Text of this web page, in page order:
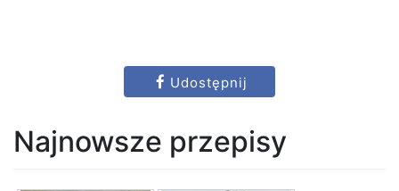
Udostępnij
Najnowsze przepisy